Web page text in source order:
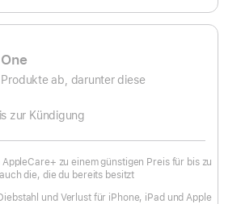
ab, darunter diese
zur Kündigung
zu einem günstigen Preis für bis zu
die, die du bereits besitzt
und Verlust für iPhone, iPad und Apple